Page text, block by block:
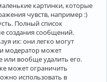
картинки, которые
чувств, например :)
Полный список
создания сообщений.
их: они легко могут
модератор может
или вообще удалить его.
может ограничить
использовать в